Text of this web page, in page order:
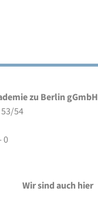
zu Berlin gGmbH
54
0
Wir sind auch hier